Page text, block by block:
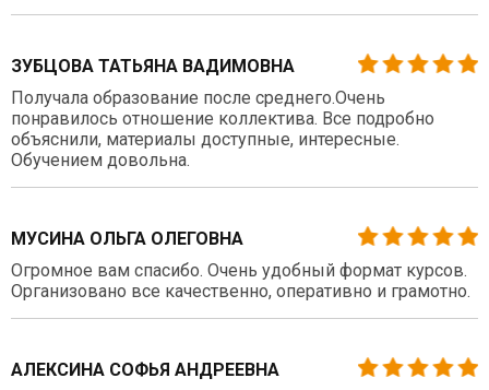
ЗУБЦОВА ТАТЬЯНА ВАДИМОВНА
Получала образование после среднего.Очень
понравилось отношение коллектива. Все подробно
объяснили, материалы доступные, интересные.
Обучением довольна.
МУСИНА ОЛЬГА ОЛЕГОВНА
Огромное вам спасибо. Очень удобный формат курсов.
Организовано все качественно, оперативно и грамотно.
АЛЕКСИНА СОФЬЯ АНДРЕЕВНА